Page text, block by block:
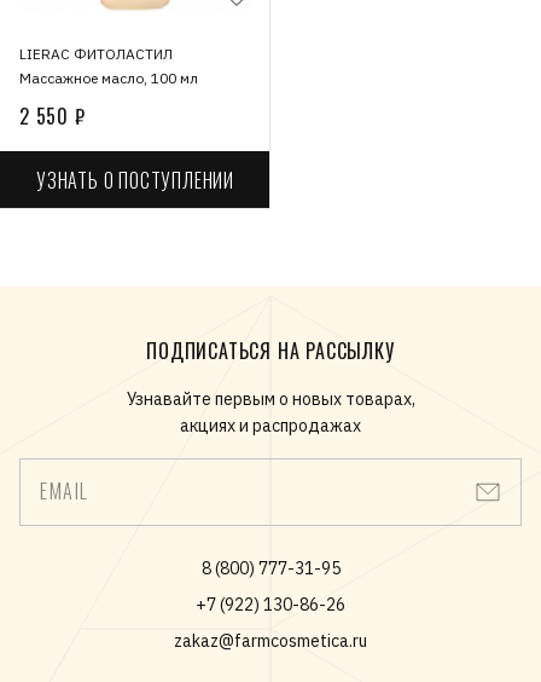
LIERAC ФИТОЛАСТИЛ
Массажное масло, 100 мл
2 550 ₽
УЗНАТЬ О ПОСТУПЛЕНИИ
ПОДПИСАТЬСЯ НА РАССЫЛКУ
Узнавайте первым о новых товарах,
акциях и распродажах
EMAIL
8 (800) 777-31-95
+7 (922) 130-86-26
zakaz@farmcosmetica.ru